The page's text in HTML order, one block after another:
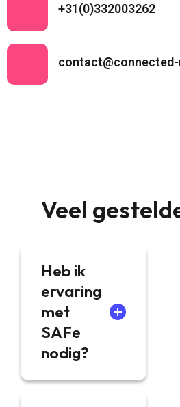
+31(0)332003262
Veel
Heb ik
ervaring
met
SAFe
nodig?